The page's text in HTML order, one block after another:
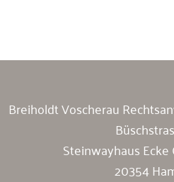
Breiholdt Voscherau
Steinwayhaus
20354